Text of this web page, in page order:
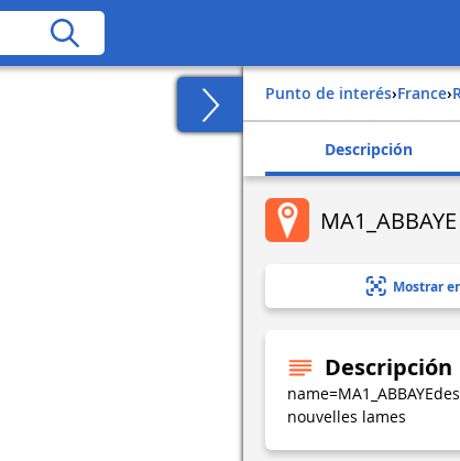
Punto de interés› france›
Descripción
MA1_ABBAYE
Mostrar
Descripción
nouvelles lames